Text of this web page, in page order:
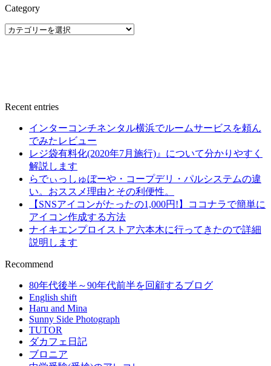
Category
Category
Recent entries
インターコンチネンタル横浜でルームサービスを頼ん
でみたレビュー
レジ袋有料化(2020年7月施行)』について分かりやすく
解説します
らでぃっしゅぼーや・コープデリ・パルシステムの違
い。おススメ理由とその利便性。
【SNSアイコンがたったの1,000円!】ココナラで簡単に
アイコン作成する方法
ナイキエンプロイストア六本木に行ってきたので詳細
説明します
Recommend
80年代後半～90年代前半を回顧するブログ
English shift
Haru and Mina
Sunny Side Photograph
TUTOR
ダカフェ日記
ブロニア